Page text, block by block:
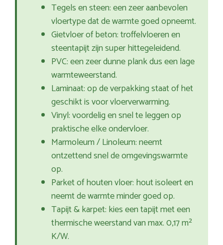
Tegels en steen: een zeer aanbevolen
vloertype dat de warmte goed opneemt.
Gietvloer of beton: troffelvloeren en
steentapijt zijn super hittegeleidend.
PVC: een zeer dunne plank dus een lage
warmteweerstand.
Laminaat: op de verpakking staat of het
geschikt is voor vloerverwarming.
Vinyl: voordelig en snel te leggen op
praktische elke ondervloer.
Marmoleum / Linoleum: neemt
ontzettend snel de omgevingswarmte
op.
Parket of houten vloer: hout isoleert en
neemt de warmte minder goed op.
Tapijt & karpet: kies een tapijt met een
thermische weerstand van max. 0,17 m²
K/W.